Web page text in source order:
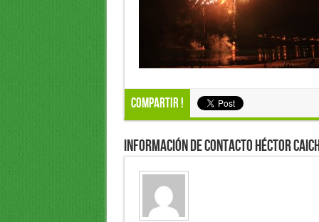
Compartir !
Información de Contacto Héctor